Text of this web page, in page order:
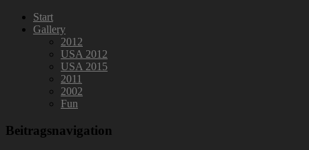
Start
Gallery
2012
USA 2012
USA 2015
2011
2002
Fun
Beitragsnavigation